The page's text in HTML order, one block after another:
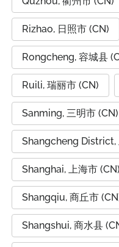
Rizhao, 日照市 (CN)
Rongcheng, 容城县
Ruili, 瑞丽市 (CN)
Sanming, 三明市 (CN)
Shangcheng District,
Shanghai, 上海市 (CN)
Shangqiu, 商丘市
Shangshui, 商水县